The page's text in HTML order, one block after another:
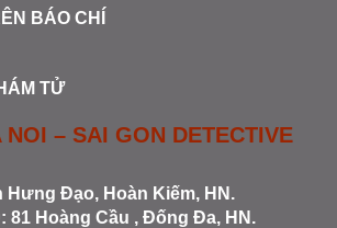
BÁO CHÍ
TỬ
– SAI GON DETECTIVE
Hưng Đạo, Hoàn Kiếm, HN.
81 Hoàng Cầu , Đống Đa, HN.